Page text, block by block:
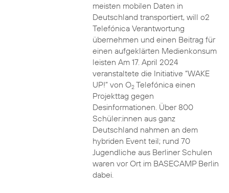
meisten mobilen Daten in
Deutschland transportiert, will o2
Telefónica Verantwortung
übernehmen und einen Beitrag für
einen aufgeklärten Medienkonsum
leisten Am 17. April 2024
veranstaltete die Initiative “WAKE
UP!” von O2Telefónica einen
Projekttag gegen
Desinformationen. Über 800
Schüler:innen aus ganz
Deutschland nahmen an dem
hybriden Event teil; rund 70
Jugendliche aus Berliner Schulen
waren vor Ort im BASECAMP Berlin
dabei.